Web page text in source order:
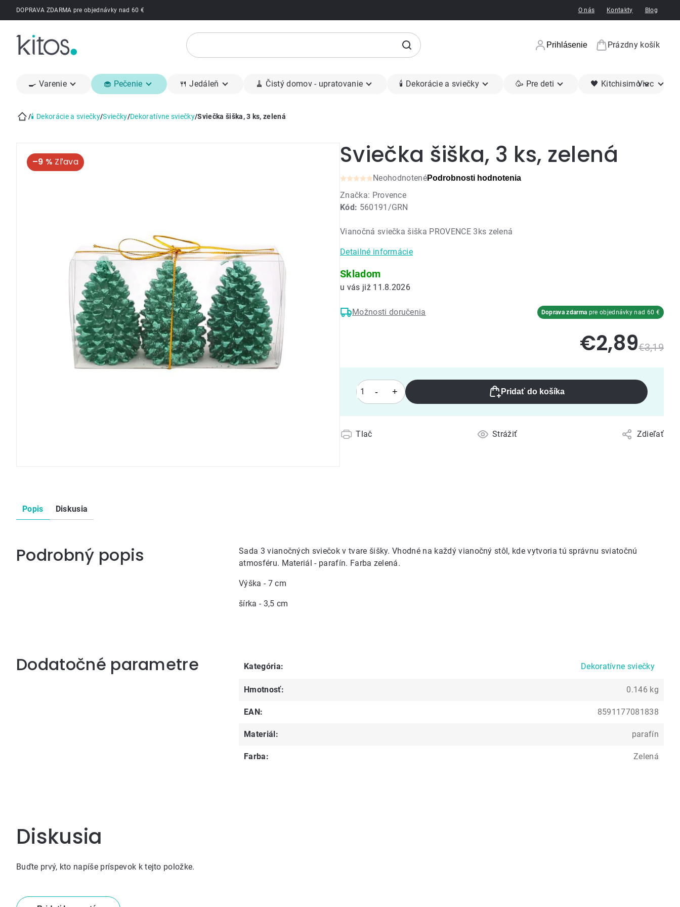
PrejsťDOPRAVA ZDARMA pre objednávky nad 60 € O nás Kontakty Blog
Prihlásenie
Nákupný
Prázdny košík
🍳 Varenie 🧁 Pečenie 🍴 Jedáleň 🧹 Čistý domov - upratovanie 🕯 Dekorácie a sviečky 🥳 Pre deti 🖤 KitchisimoViac
/🕯 Dekorácie a sviečky/Sviečky/Dekoratívne sviečky/Sviečka šiška, 3 ks, zelená
–9 % Sviečka šiška, 3 ks, zelená
Kód: 560191/GRN
Priemerné
hodnotenie
produktu
0,0
5
hviezdičiek.
NeohodnotenéPodrobnosti hodnotenia
Značka: Provence
Pridať do košíka
Vianočná sviečka šiška PROVENCE 3ks zelená
Detailné informácie
Tlač Strážiť Zdieľať
Skladom
11.8.2026
Možnosti doručenia Doprava zdarma pre objednávky nad 60 €
€3,19
€2,89
Popis Diskusia
Podrobný popis
Sada 3 vianočných sviečok v tvare šišky. Vhodné na každý vianočný stôl, kde vytvoria tú správnu sviatočnú
atmosféru. Materiál - parafín. Farba zelená.
Výška - 7 cm
šírka - 3,5 cm
Dodatočné parametre Kategória: Dekoratívne sviečky
Hmotnosť: 0.146 kg
EAN: 8591177081838
Materiál: parafín
Farba: Zelená
Diskusia
Buďte prvý, kto napíše príspevok k tejto položke.